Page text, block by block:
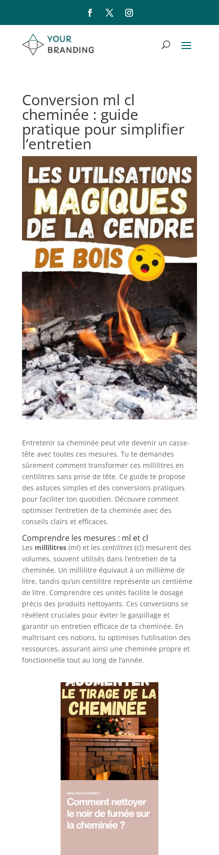
Conversion ml cl
cheminée : guide
pratique pour simplifier
l’entretien
Entretenir sa cheminée peut vite devenir un casse-
tête avec toutes ces mesures. Tu te demandes
sûrement comment transformer ces millilitres en
centilitres sans prise de tête. Ce guide te propose
des astuces simples et des conversions pratiques
pour faciliter ton quotidien. Découvre comment
optimiser l’entretien de ta cheminée avec des
conseils clairs et efficaces.
Comprendre les mesures : ml et cl
Les millilitres(ml) et les centilitres(cl) mesurent des
volumes, souvent utilisés dans l’entretien de ta
cheminée. Un millilitre équivaut à un millième de
litre, tandis qu’un centilitre représente un centième
de litre. Comprendre ces unités facilite le dosage
précis des produits nettoyants. Ces conversions se
révèlent cruciales pour éviter le gaspillage et
garantir un entretien efficace de ta cheminée. En
maîtrisant ces notions, tu optimises l’utilisation des
ressources, assurant ainsi une cheminée propre et
fonctionnelle tout au long de l’année.